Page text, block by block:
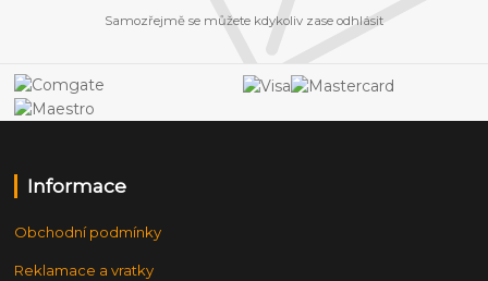
Samozřejmě se můžete kdykoliv zase odhlásit
Informace
Obchodní podmínky
Reklamace a vratky